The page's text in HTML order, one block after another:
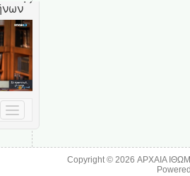
Copyright © 2026ΑΡΧΑΙΑ